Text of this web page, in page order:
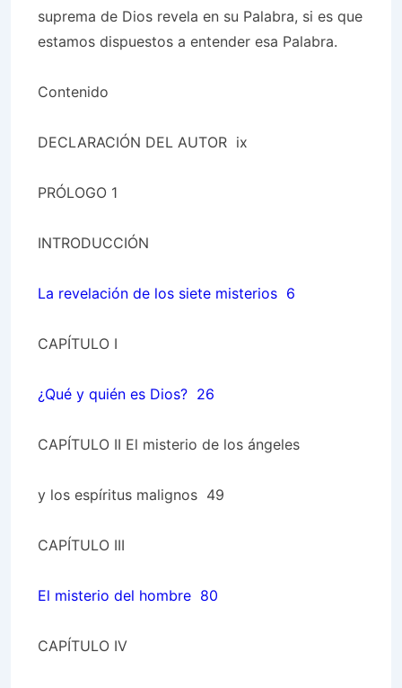
suprema de Dios revela en su Palabra, si es que
estamos dispuestos a entender esa Palabra.
Contenido
DECLARACIÓN DEL AUTOR ix
PRÓLOGO 1
INTRODUCCIÓN
La revelación de los siete misterios 6
CAPÍTULO I
¿Qué y quién es Dios? 26
CAPÍTULO II El misterio de los ángeles
y los espíritus malignos 49
CAPÍTULO III
El misterio del hombre 80
CAPÍTULO IV